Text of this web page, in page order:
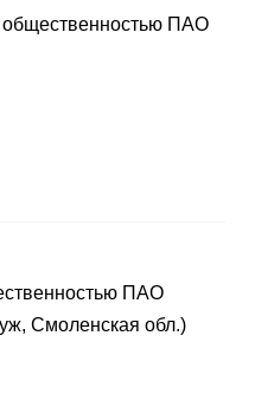
общественностью ПАО
ПАО
Смоленская обл.)